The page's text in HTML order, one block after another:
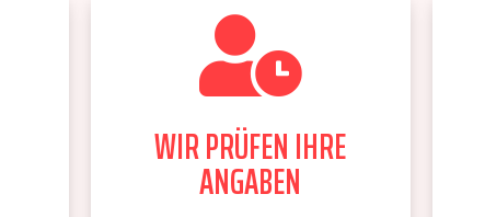
WIR PRÜFEN IHRE
ANGABEN